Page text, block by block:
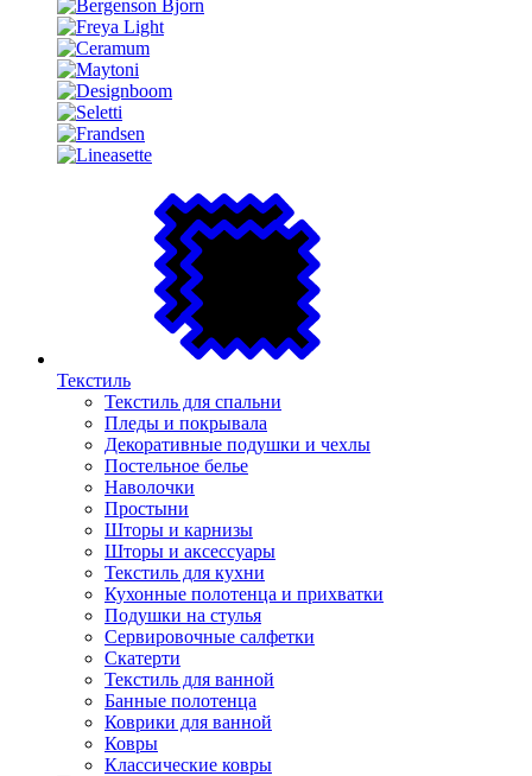
Текстиль
Текстиль для спальни
Пледы и покрывала
Декоративные подушки и чехлы
Постельное белье
Наволочки
Простыни
Шторы и карнизы
Шторы и аксессуары
Текстиль для кухни
Кухонные полотенца и прихватки
Подушки на стулья
Сервировочные салфетки
Скатерти
Текстиль для ванной
Банные полотенца
Коврики для ванной
Ковры
Классические ковры